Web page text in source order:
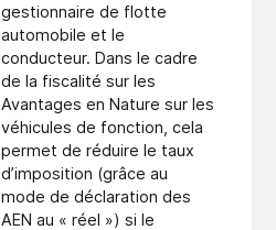
gestionnaire de flotte
automobile et le
conducteur. Dans le cadre
de la fiscalité sur les
Avantages en Nature sur les
véhicules de fonction, cela
permet de réduire le taux
d’imposition (grâce au
mode de déclaration des
AEN au « réel ») si le